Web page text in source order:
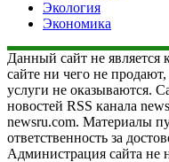
Экология
Экономика
Данный сайт не
сайте ни чего не
услуги не оказываются.
новостей RSS канала
newsru.com. Материалы
ответственность за
Администрация сайта не